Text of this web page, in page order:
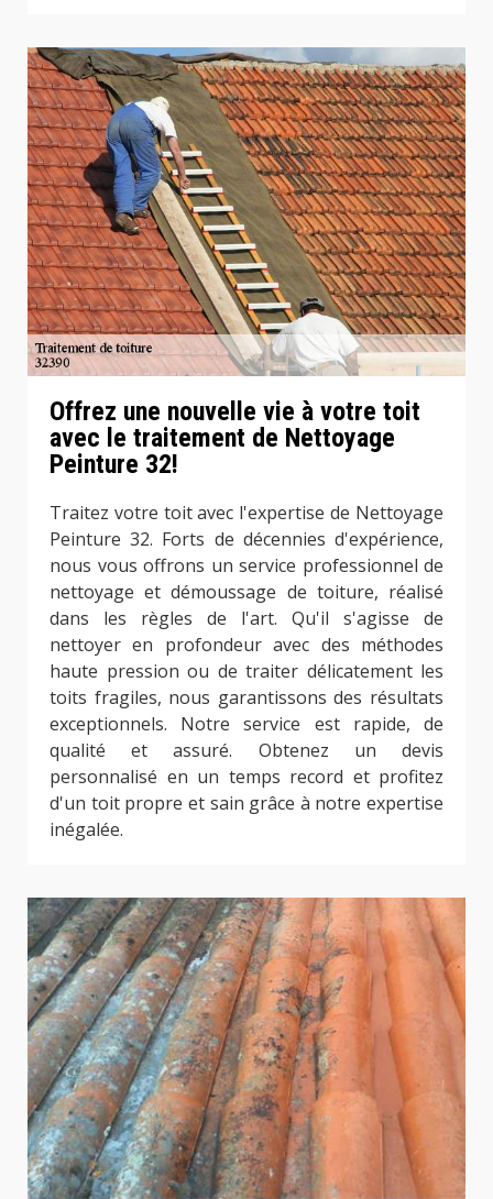
Offrez une nouvelle vie à votre toit
avec le traitement de Nettoyage
Peinture 32!
Traitez votre toit avec l'expertise de Nettoyage
Peinture 32. Forts de décennies d'expérience,
nous vous offrons un service professionnel de
nettoyage et démoussage de toiture, réalisé
dans les règles de l'art. Qu'il s'agisse de
nettoyer en profondeur avec des méthodes
haute pression ou de traiter délicatement les
toits fragiles, nous garantissons des résultats
exceptionnels. Notre service est rapide, de
qualité et assuré. Obtenez un devis
personnalisé en un temps record et profitez
d'un toit propre et sain grâce à notre expertise
inégalée.